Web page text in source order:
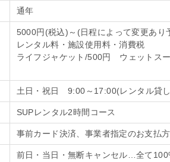
通年
5000円 (税込) ～ (日程によって変更あり
レンタル料・施設使用料・消費税
ライフジャケット /500円 ウェットス
土日・祝日 9:00 ～ 17:00(レンタル貸
SUPレンタル2時間コース
事前カード決済、事業者指定のお支払
前日・当日・無断キャンセル…全て